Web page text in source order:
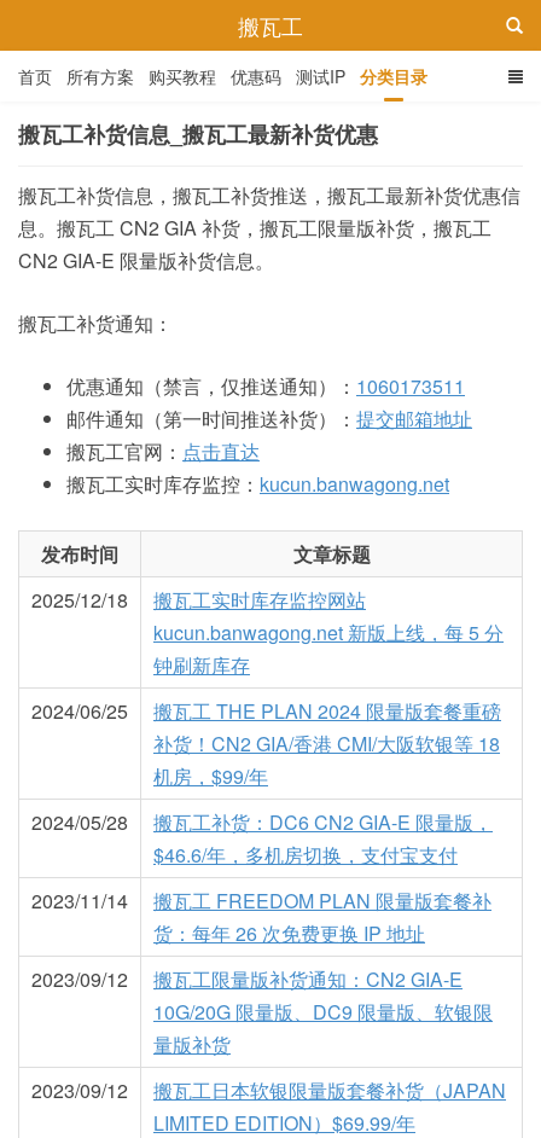
搬瓦工
首页 所有方案 购买教程 优惠码 测试IP 分类目录
搬瓦工补货信息_搬瓦工最新补货优惠
搬瓦工补货信息，搬瓦工补货推送，搬瓦工最新补货优惠信
息。搬瓦工 CN2 GIA 补货，搬瓦工限量版补货，搬瓦工
CN2 GIA-E 限量版补货信息。
搬瓦工补货通知：
优惠通知（禁言，仅推送通知）： 1060173511
邮件通知（第一时间推送补货）： 提交邮箱地址
搬瓦工官网： 点击直达
搬瓦工实时库存监控： kucun.banwagong.net
发布时间
文章标题
2025/12/18
搬瓦工实时库存监控网站
kucun.banwagong.net 新版上线，每 5 分
钟刷新库存
2024/06/25
搬瓦工 THE PLAN 2024 限量版套餐重磅
补货！CN2 GIA/香港 CMI/大阪软银等 18
机房，$99/年
2024/05/28
搬瓦工补货：DC6 CN2 GIA-E 限量版，
$46.6/年，多机房切换，支付宝支付
2023/11/14
搬瓦工 FREEDOM PLAN 限量版套餐补
货：每年 26 次免费更换 IP 地址
2023/09/12
搬瓦工限量版补货通知：CN2 GIA-E
10G/20G 限量版、DC9 限量版、软银限
量版补货
2023/09/12
搬瓦工日本软银限量版套餐补货（JAPAN
LIMITED EDITION）$69.99/年